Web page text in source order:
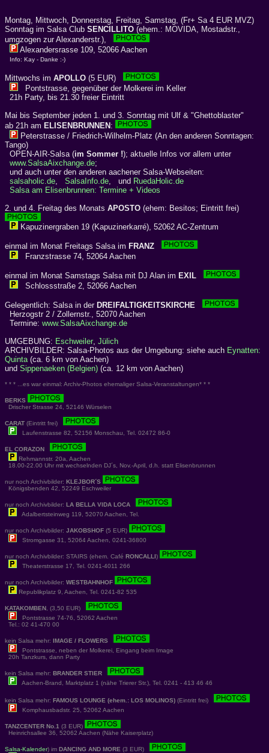
Montag, Mittwoch, Donnerstag, Freitag, Samstag, (Fr+ Sa 4 EUR MVZ)
Sonntag im Salsa Club SENCILLITO (ehem.: MOVIDA, Mostadstr.,
umgzogen zur Alexanderstr.),
Alexandersrasse 109, 52066 Aachen
Info: Kay - Danke :-)
Mittwochs im APOLLO (5 EUR)
Pontstrasse, gegenüber der Molkerei im Keller
21h Party, bis 21.30 freier Eintritt
Mai bis September jeden 1. und 3. Sonntag mit Ulf & "Ghettoblaster"
ab 21h am ELISENBRUNNEN :
Peterstrasse / Friedrich-Wilhelm-Platz (An den anderen Sonntagen:
Tango)
OPEN-AIR-Salsa (im Sommer !); aktuelle Infos vor allem unter
www.SalsaAixchange.de;
und auch unter den anderen aachener Salsa-Webseiten:
salsaholic.de, SalsaInfo.de, und RuedaHolic.de
Salsa am Elisenbrunnen: Termine + Videos
2. und 4. Freitag des Monats APOSTO (ehem: Besitos; Eintritt frei)
Kapuzinergraben 19 (Kapuzinerkarré), 52062 AC-Zentrum
einmal im Monat Freitags Salsa im FRANZ
Franzstrasse 74, 52064 Aachen
einmal im Monat Samstags Salsa mit DJ Alan im EXIL
Schlossstraße 2, 52066 Aachen
Gelegentlich: Salsa in der DREIFALTIGKEITSKIRCHE
Herzogstr 2 / Zollernstr., 52070 Aachen
Termine: www.SalsaAixchange.de
UMGEBUNG: Eschweiler, Jülich
ARCHIVBILDER: Salsa-Photos aus der Umgebung: siehe auch Eynatten:
Quinta(ca. 6 km von Aachen)
und Sippenaeken (Belgien) (ca. 12 km von Aachen)
* * * ...es war einmal: Archiv-Photos ehemaliger Salsa-Veranstaltungen* * *
BERKS
Drischer Strasse 24, 52146 Würselen
CARAT (Eintritt frei)
Laufenstrasse 82, 52156 Monschau, Tel. 02472 86-0
EL CORAZON
Rehmannstr. 20a, Aachen
18.00-22.00 Uhr mit wechselnden DJ´s, Nov.-April, d.h. statt Elisenbrunnen
nur noch Archivbilder: KLEJBOR´S
Königsbenden 42, 52249 Eschweiler
nur noch Archivbilder: LA BELLA VIDA LOCA
Adalbertsteinweg 119, 52070 Aachen, Tel.
nur noch Archivbilder: JAKOBSHOF (5 EUR)
Stromgasse 31, 52064 Aachen, 0241-36800
nur noch Archivbilder: STAIRS (ehem. Café RONCALLI)
Theaterstrasse 17, Tel. 0241-4011 266
nur noch Archivbilder: WESTBAHNHOF
Republikplatz 9, Aachen, Tel. 0241-82 535
KATAKOMBEN , (3,50 EUR)
Pontstrasse 74-76, 52062 Aachen
Tel.: 02 41-470 00
kein Salsa mehr: IMAGE / FLOWERS
Pontstrasse, neben der Molkerei, Eingang beim Image
20h Tanzkurs, dann Party
kein Salsa mehr: BRANDER STIER
Aachen-Brand, Marktplatz 1 (nähe Trierer Str.), Tel. 0241 - 413 46 46
kein Salsa mehr: FAMOUS LOUNGE (ehem.: LOS MOLINOS) (Eintritt frei)
Komphausbadstr. 25, 52062 Aachen
TANZCENTER No.1 (3 EUR)
Heinrichsallee 36, 52062 Aachen (Nähe Kaiserplatz)
Salsa-Kalender) im DANCING AND MORE (3 EUR)